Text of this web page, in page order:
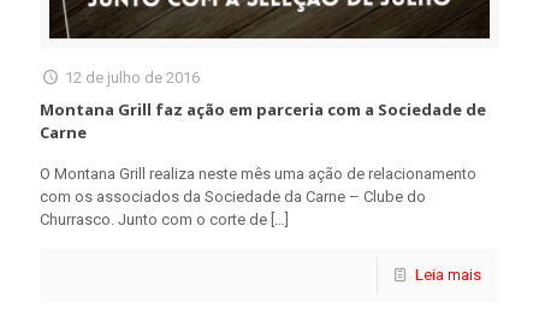
12 de julho de 2016
Montana Grill faz ação em parceria com a Sociedade de
Carne
O Montana Grill realiza neste mês uma ação de relacionamento
com os associados da Sociedade da Carne – Clube do
Churrasco. Junto com o corte de
Leia mais